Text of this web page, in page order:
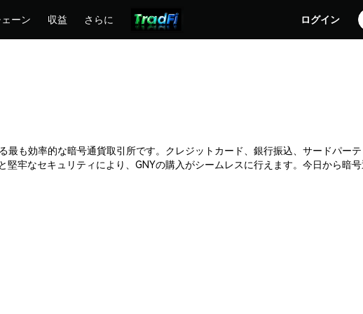
ーン 収益 さらに ログイン
も効率的な暗号通貨取引所です。クレジットカード、銀行振込、サードパー
牢なセキュリティにより、GNYの購入がシームレスに行えます。今日から暗